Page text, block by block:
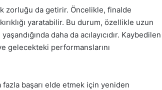
zorluğu da getirir. Öncelikle, finalde
yaratabilir. Bu durum, özellikle uzun
daha da acılayıcıdır. Kaybedilen
gelecekteki performanslarını
fazla başarı elde etmek için yeniden